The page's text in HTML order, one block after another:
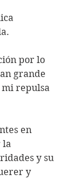
por lo
grande
mi repulsa
en
la
y su
y